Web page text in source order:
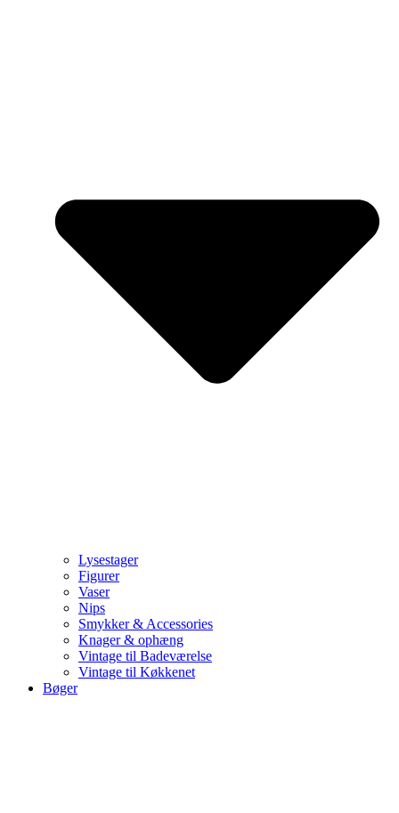
Lysestager
Figurer
Vaser
Nips
Smykker & Accessories
Knager & ophæng
Vintage til Badeværelse
Vintage til Køkkenet
Bøger